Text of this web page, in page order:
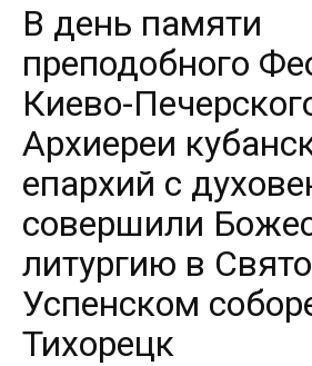
В день памяти
преподобного
Киево-
Архиереи
епархий с
совершили
литургию в
Успенском
Тихорецк